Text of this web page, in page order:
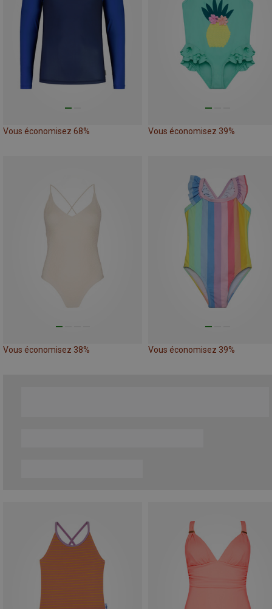
Vous économisez 68% Vous économisez 39%
Vous économisez 38% Vous économisez 39%